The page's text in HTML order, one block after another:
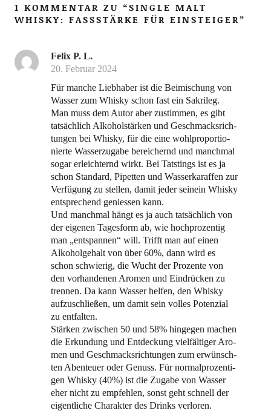
1 KOMMENTAR ZU “SINGLE MALT
WHISKY: FASSSTÄRKE FÜR EINSTEIGER”
Felix P. L.
20. Februar 2024
Für man­che Lieb­ha­ber ist die Bei­mi­schung von
Was­ser zum Whis­ky schon fast ein Sakri­leg.
Man muss dem Autor aber zustim­men, es gibt
tat­säch­lich Alko­hol­stär­ken und Geschmacks­rich­
tun­gen bei Whis­ky, für die eine wohl­pro­por­tio­
nier­te Was­ser­zu­ga­be berei­chernd und manch­mal
sogar erleich­ternd wirkt. Bei Tat­s­tings ist es ja
schon Stan­dard, Pipet­ten und Was­ser­ka­raf­fen zur
Ver­fü­gung zu stel­len, damit jeder seine­in Whis­ky
ent­spre­chend genies­sen kann.
Und manch­mal hängt es ja auch tat­säch­lich von
der eige­nen Tages­form ab, wie hoch­pro­zen­tig
man „ent­span­nen“ will. Trifft man auf einen
Alko­hol­ge­halt von über 60%, dann wird es
schon schwie­rig, die Wucht der Pro­zen­te von
den vor­han­de­nen Aro­men und Ein­drü­cken zu
tren­nen. Da kann Was­ser hel­fen, den Whis­ky
auf­zu­schlie­ßen, um damit sein vol­les Poten­zi­al
zu entfalten.
Stär­ken zwi­schen 50 und 58% hin­ge­gen machen
die Erkun­dung und Ent­de­ckung viel­fäl­ti­ger Aro­
men und Geschmacks­rich­tun­gen zum erwünsch­
ten Aben­teu­er oder Genuss. Für nor­mal­pro­zen­ti­
gen Whis­ky (40%) ist die Zuga­be von Was­ser
eher nicht zu emp­feh­len, sonst geht schnell der
eigent­li­che Cha­rak­ter des Drinks verloren.